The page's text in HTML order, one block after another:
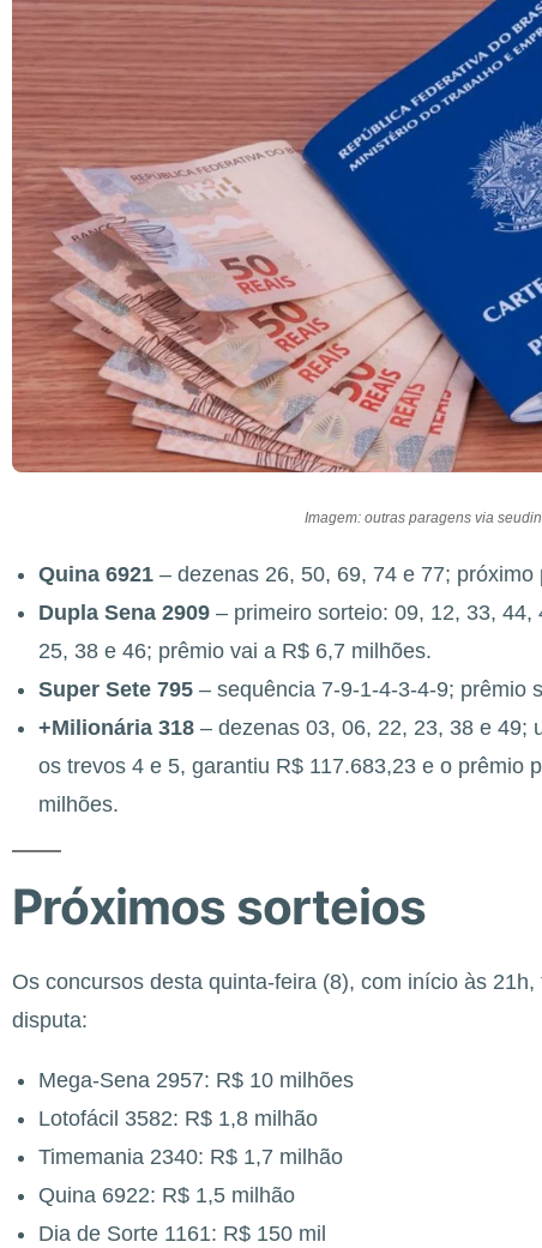
Imagem: outras paragens via
Quina 6921 – dezenas 26, 50, 69, 74 e 77;
Dupla Sena 2909 – primeiro sorteio: 09, 12, 33,
25, 38 e 46; prêmio vai a R$ 6,7 milhões.
Super Sete 795 – sequência 7-9-1-4-3-4-9; prêmio
+Milionária 318 – dezenas 03, 06, 22, 23, 38 e 49;
os trevos 4 e 5, garantiu R$ 117.683,23 e o prêmio
milhões.
Próximos sorteios
Os concursos desta quinta-feira (8), com início às
disputa:
Mega-Sena 2957: R$ 10 milhões
Lotofácil 3582: R$ 1,8 milhão
Timemania 2340: R$ 1,7 milhão
Quina 6922: R$ 1,5 milhão
Dia de Sorte 1161: R$ 150 mil